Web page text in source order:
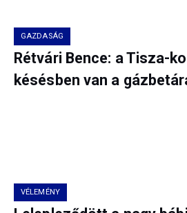
GAZDASÁG
Rétvári Bence: a Tisza-
késésben van a
VÉLEMÉNY